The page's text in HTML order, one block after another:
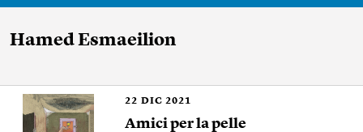
Hamed Esmaeilion
22 DIC 2021
Amici per la pelle